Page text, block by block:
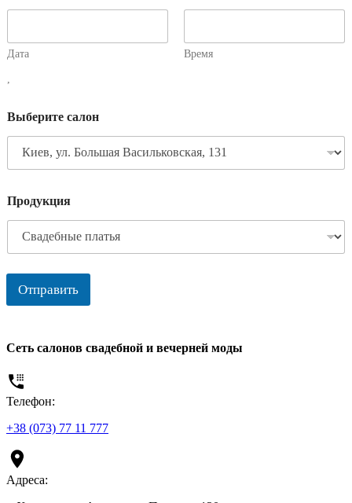
Дата Время
Выберите салон
Продукция
Отправить
Сеть салонов свадебной и вечерней моды
Телефон:
+38 (073) 77 11 777
Адреса: